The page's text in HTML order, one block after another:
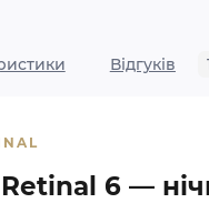
Відгуків
6 —